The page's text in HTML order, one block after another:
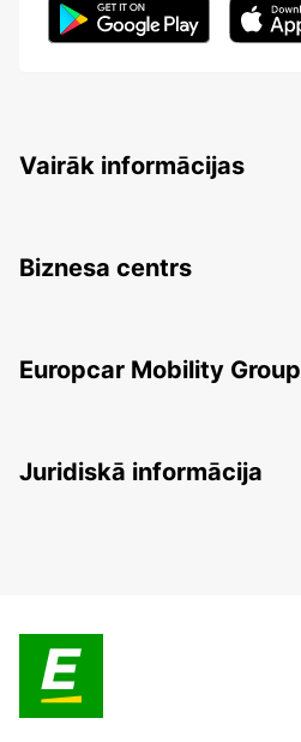
Vairāk informācijas
Biznesa centrs
Europcar Mobility Group
Juridiskā informācija